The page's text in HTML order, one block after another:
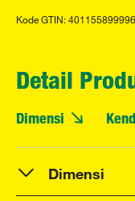
Kode GTIN:
Detail
Dimensi
Dimensi